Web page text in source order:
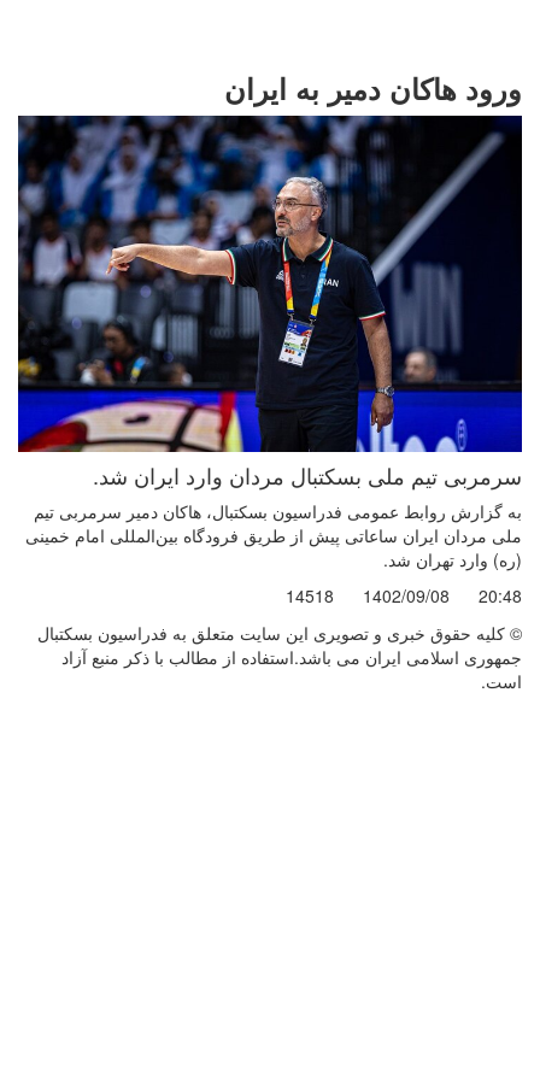
ورود هاکان دمیر به ایران
سرمربی تیم ملی بسکتبال مردان وارد ایران شد.
به گزارش روابط عمومی فدراسیون بسکتبال، هاکان دمیر سرمربی تیم
ملی مردان ایران ساعاتی پیش از طریق فرودگاه بین‌المللی امام خمینی
(ره) وارد تهران شد.
20:48
1402/09/08
14518
© کليه حقوق خبری و تصويری اين سايت متعلق به فدراسیون بسکتبال
جمهوری اسلامی ایران می باشد.استفاده از مطالب با ذكر منبع آزاد
است.